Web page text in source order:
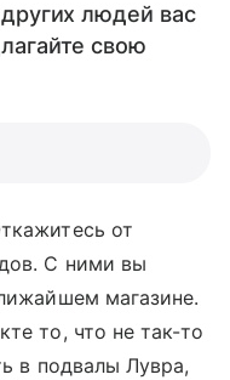
людей вас
свою
от
С ними вы
магазине.
то, что не так-то
в подвалы Лувра,